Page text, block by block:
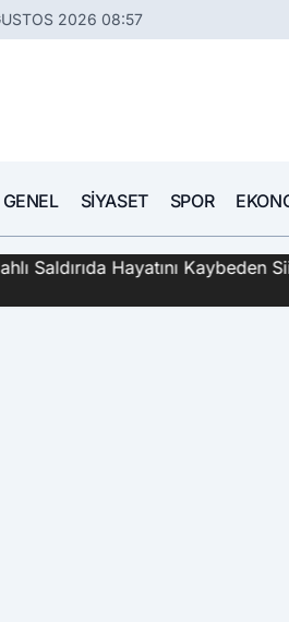
2026 08:57
GENEL SIYASET SPOR
Saldırıda Hayatını